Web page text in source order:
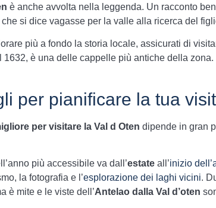
è anche avvolta nella leggenda. Un racconto
si dice vagasse per la valle alla ricerca del
più a fondo la storia locale, assicurati di
1632, è una delle cappelle più antiche della zona.
per pianificare la tua
per visitare la Val d Oten dipende in gran
più accessibile va dall’estateall’inizio
la fotografia e l’esplorazione dei laghi vicini.
è mite e le viste dell’Antelao dalla Val d’oten